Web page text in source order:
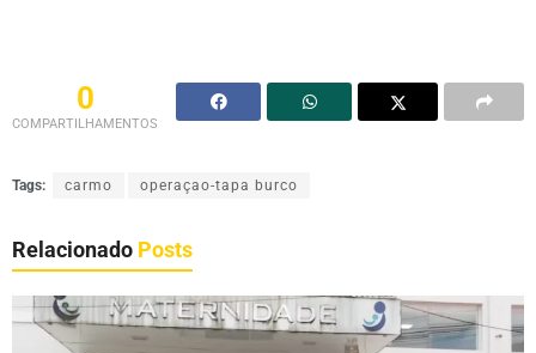
0
COMPARTILHAMENTOS
Tags: carmo operaçao-tapa burco
Relacionado Posts